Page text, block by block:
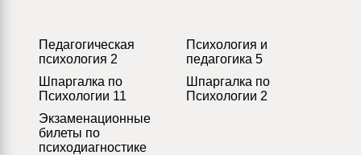
Педагогическая
психология 2
Психология и
педагогика 5
Шпаргалка по
Психологии 11
Шпаргалка по
Психологии 2
Экзаменационные
билеты по
психодиагностике